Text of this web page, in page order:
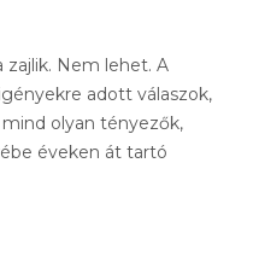
zajlik. Nem lehet. A
adott válaszok,
olyan tényezők,
éveken át tartó